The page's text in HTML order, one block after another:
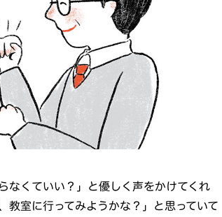
なくていい？」と優しく声をかけてくれ
教室に行ってみようかな？」と思っていて